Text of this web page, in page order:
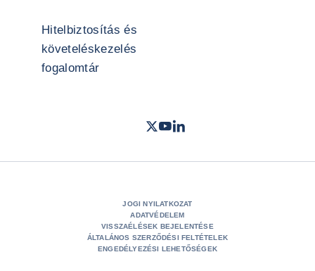
Hitelbiztosítás és
követeléskezelés
fogalomtár
Twitter- Coface
Youtube
LinkedIn
JOGI NYILATKOZAT
ADATVÉDELEM
VISSZAÉLÉSEK BEJELENTÉSE
ÁLTALÁNOS SZERZŐDÉSI FELTÉTELEK
ENGEDÉLYEZÉSI LEHETŐSÉGEK